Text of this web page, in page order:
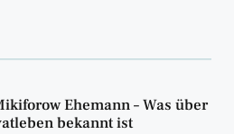
Ehemann – Was über
bekannt ist